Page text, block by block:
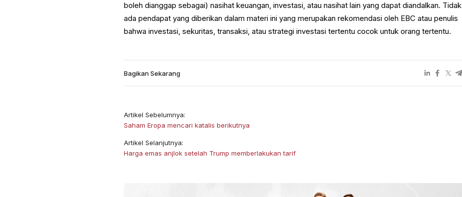
boleh dianggap sebagai) nasihat keuangan, investasi, atau nasihat lain yang dapat diandalkan. Tidak
ada pendapat yang diberikan dalam materi ini yang merupakan rekomendasi oleh EBC atau penulis
bahwa investasi, sekuritas, transaksi, atau strategi investasi tertentu cocok untuk orang tertentu.
Bagikan Sekarang
Artikel Sebelumnya:
Saham Eropa mencari katalis berikutnya
Artikel Selanjutnya:
Harga emas anjlok setelah Trump memberlakukan tarif